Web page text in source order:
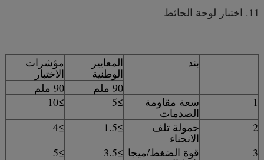
11. اختبار لوحة الحائط
بند المعايير
الوطنية
مؤشرات
الاختبار
90 ملم
90 ملم
1
سعة مقاومة
الصدمات
≥5
≥10
2
حمولة تلف
الانحناء
≥1.5
≥4
3
قوة الضغط/ميجا ≥3.5
≥5